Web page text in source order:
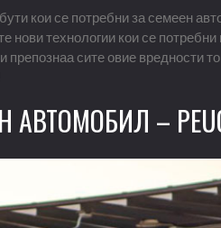
кои се потребни за семеен
нови технологии кои се потребни
сите овие вредности
–